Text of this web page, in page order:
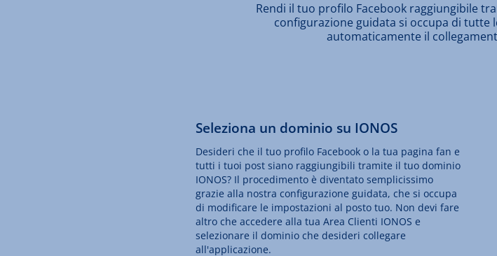
Rendi il tuo profilo Facebook raggiungibile
configurazione guidata si occupa di tutte
automaticamente il
Seleziona un dominio su IONOS
Desideri che il tuo profilo Facebook o la tua pagina fan e
tutti i tuoi post siano raggiungibili tramite il tuo dominio
IONOS? Il procedimento è diventato semplicissimo
grazie alla nostra configurazione guidata, che si occupa
di modificare le impostazioni al posto tuo. Non devi fare
altro che accedere alla tua Area Clienti IONOS e
selezionare il dominio che desideri collegare
all'applicazione.